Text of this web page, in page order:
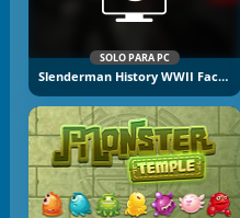
SOLO PARA PC
Slenderman History WWII Faceless Horror